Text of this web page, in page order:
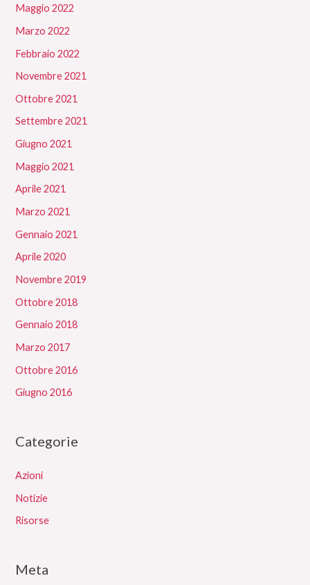
Maggio 2022
Marzo 2022
Febbraio 2022
Novembre 2021
Ottobre 2021
Settembre 2021
Giugno 2021
Maggio 2021
Aprile 2021
Marzo 2021
Gennaio 2021
Aprile 2020
Novembre 2019
Ottobre 2018
Gennaio 2018
Marzo 2017
Ottobre 2016
Giugno 2016
Categorie
Azioni
Notizie
Risorse
Meta